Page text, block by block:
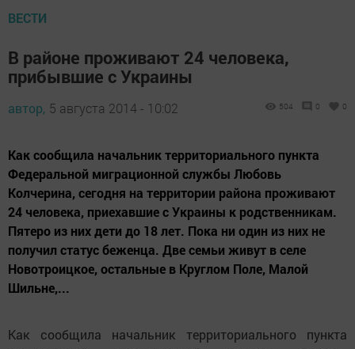
ВЕСТИ
В районе проживают 24 человека,
прибывшие с Украины
автор, 5 августа 2014 - 10:02 504 0 0
Как сообщила начальник территориального пункта
Федеральной миграционной службы Любовь
Колчерина, сегодня на территории района проживают
24 человека, приехавшие с Украины к родственникам.
Пятеро из них дети до 18 лет. Пока ни один из них не
получил статус беженца. Две семьи живут в селе
Новотроицкое, остальные в Круглом Поле, Малой
Шильне,...
Как сообщила начальник территориального пункта